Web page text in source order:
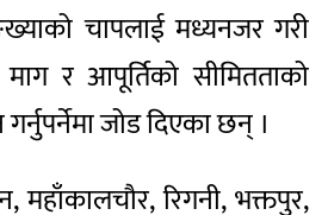
चापलाई मध्यनजर गरी
र आपूर्तिको सीमितताको
जोड दिएका छन् ।
महाँकालचौर, रिगनी, भक्तपुर,